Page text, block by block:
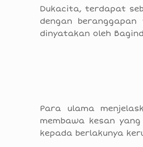
Dukacita, terdapat
dengan
dinyatakan oleh
Para ulama
membawa kesan
kepada berlakunya